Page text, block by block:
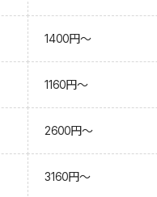
1400円～
1160円～
2600円～
3160円～